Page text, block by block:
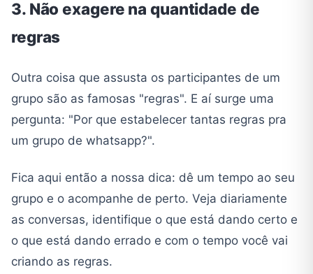
3. Não exagere na quantidade de
regras
Outra coisa que assusta os participantes de um
grupo são as famosas "regras". E aí surge uma
pergunta: "Por que estabelecer tantas regras pra
um grupo de whatsapp?".
Fica aqui então a nossa dica: dê um tempo ao seu
grupo e o acompanhe de perto. Veja diariamente
as conversas, identifique o que está dando certo e
o que está dando errado e com o tempo você vai
criando as regras.